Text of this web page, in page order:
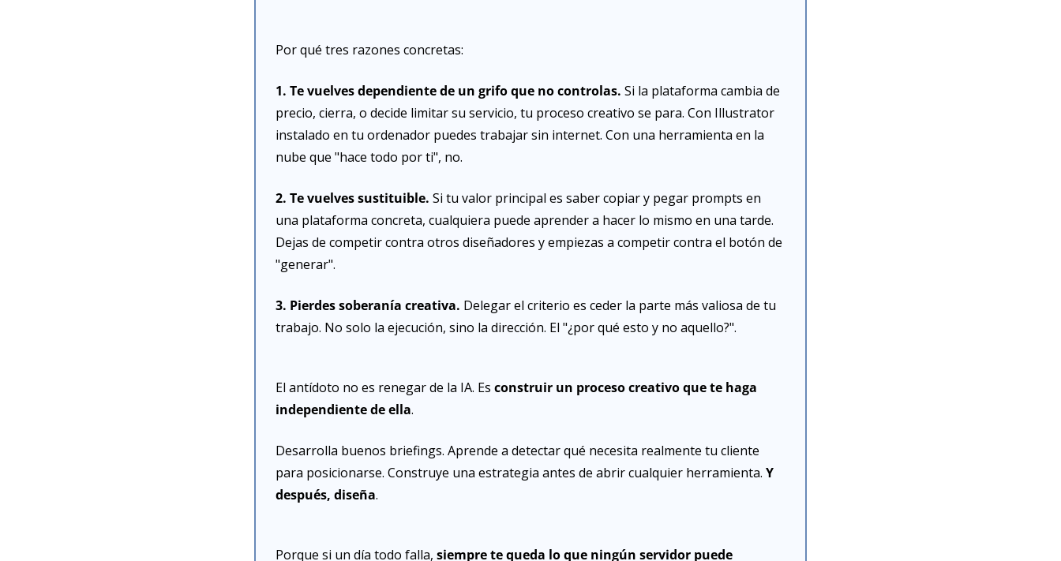
Por qué tres razones concretas:
1. Te vuelves dependiente de un grifo que no controlas. Si la plataforma cambia de
precio, cierra, o decide limitar su servicio, tu proceso creativo se para. Con Illustrator
instalado en tu ordenador puedes trabajar sin internet. Con una herramienta en la
nube que "hace todo por ti", no.
2. Te vuelves sustituible. Si tu valor principal es saber copiar y pegar prompts en
una plataforma concreta, cualquiera puede aprender a hacer lo mismo en una tarde.
Dejas de competir contra otros diseñadores y empiezas a competir contra el botón de
"generar".
3. Pierdes soberanía creativa. Delegar el criterio es ceder la parte más valiosa de tu
trabajo. No solo la ejecución, sino la dirección. El "¿por qué esto y no aquello?".
El antídoto no es renegar de la IA. Es construir un proceso creativo que te haga
independiente de ella.
Desarrolla buenos briefings. Aprende a detectar qué necesita realmente tu cliente
para posicionarse. Construye una estrategia antes de abrir cualquier herramienta. Y
después, diseña.
Porque si un día todo falla, siempre te queda lo que ningún servidor puede